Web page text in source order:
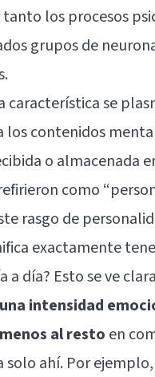
los procesos
grupos de
característica se
los contenidos
o almacenada
como
rasgo de
exactamente
a día? Esto se ve
intensidad
al resto en
solo ahí. Por